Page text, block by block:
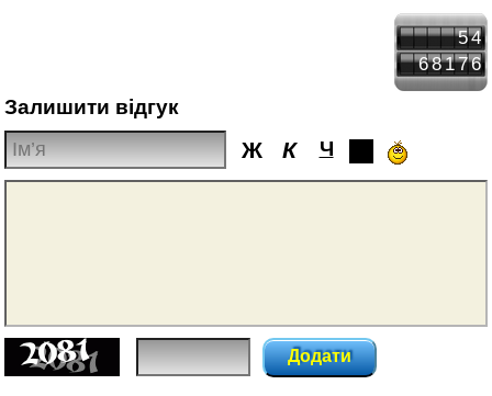
54
68176
Залишити відгук
Ж К Ч
Додати